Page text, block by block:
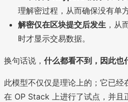
理解密过程，从而确保没有单
解密仅在区块提交后发生 ，从
时才显示交易数据。
换句话说， 什么都看不到，因此也
此模型不仅仅是理论上的；它已
在 OP Stack 上进行了试点，并且